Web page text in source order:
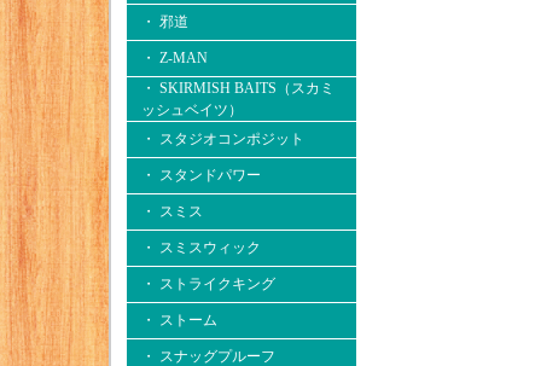
・ 邪道
・ Z-MAN
・ SKIRMISH BAITS（スカミ
ッシュベイツ）
・ スタジオコンポジット
・ スタンドパワー
・ スミス
・ スミスウィック
・ ストライクキング
・ ストーム
・ スナッグプルーフ